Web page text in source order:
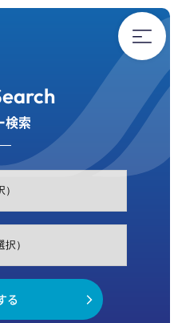
採用情報
よくある質問
お問い合わせ
検索
る